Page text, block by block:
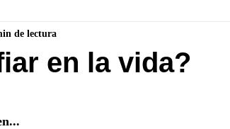
Coaching Angelical
en la vida?
de lectura